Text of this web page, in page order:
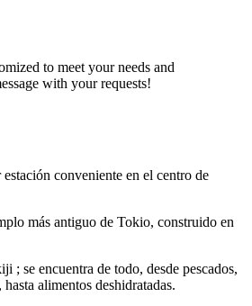
to meet your needs and
with your requests!
conveniente en el centro de
más antiguo de Tokio, construido en
; se encuentra de todo, desde pescados,
alimentos deshidratadas.